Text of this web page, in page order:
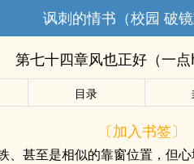
讽刺的情书（校园 破镜
第七十四章风也正好（一点
目录
〔加入书签〕
、甚至是相似的靠窗位置，但心